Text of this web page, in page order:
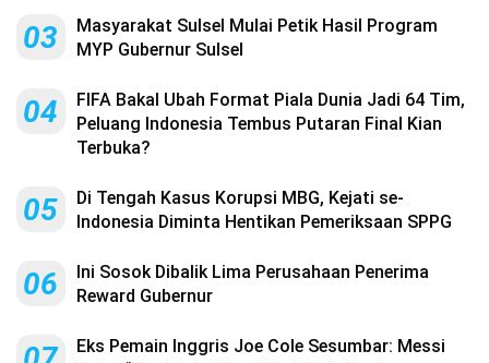
03
Masyarakat Sulsel Mulai Petik Hasil Program
MYP Gubernur Sulsel
04
FIFA Bakal Ubah Format Piala Dunia Jadi 64 Tim,
Peluang Indonesia Tembus Putaran Final Kian
Terbuka?
05
Di Tengah Kasus Korupsi MBG, Kejati se-
Indonesia Diminta Hentikan Pemeriksaan SPPG
06
Ini Sosok Dibalik Lima Perusahaan Penerima
Reward Gubernur
Eks Pemain Inggris Joe Cole Sesumbar: Messi